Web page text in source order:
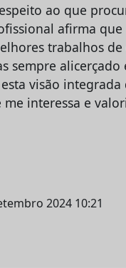
ao que
afirma
trabalhos
sempre alicerçado
esta visão
interessa e
2024 10:21